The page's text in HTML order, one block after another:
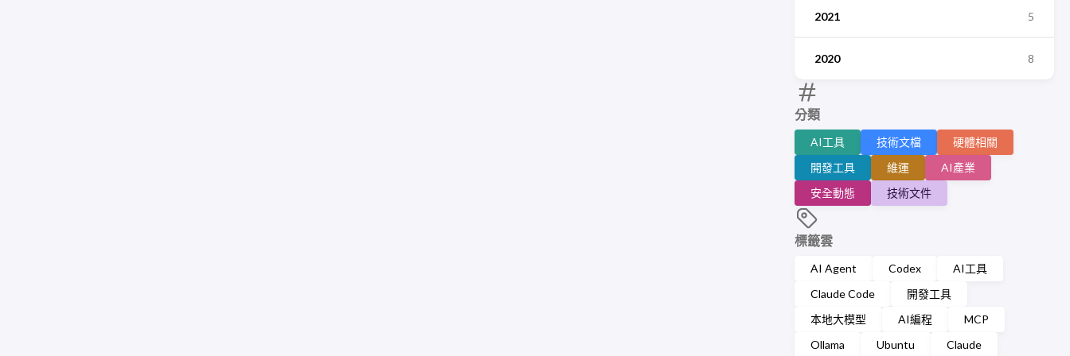
2021 5
2020 8
分類
AI工具 技術文檔
硬體相關
開發工具
維運
AI產業
安全動態
技術文件
標籤雲
AI Agent Codex
AI工具
Claude Code
開發工具
本地大模型
AI編程
MCP
Ollama
Ubuntu Claude